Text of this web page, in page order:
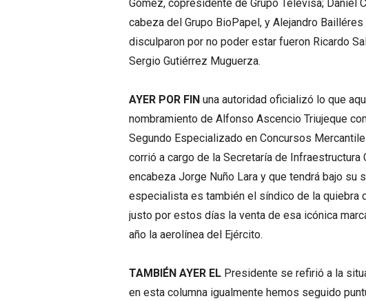
Gómez, copresidente de Grupo Televisa; Daniel
cabeza del Grupo BioPapel, y Alejandro
disculparon por no poder estar fueron Ricardo
Sergio Gutiérrez Muguerza.
AYER POR FIN una autoridad oficializó lo que
nombramiento de Alfonso Ascencio Triujeque
Segundo Especializado en Concursos
corrió a cargo de la Secretaría de
encabeza Jorge Nuño Lara y que tendrá bajo
especialista es también el síndico de la quiebra
justo por estos días la venta de esa icónica
año la aerolínea del Ejército.
TAMBIÉN AYER EL Presidente se refirió a la
en esta columna igualmente hemos seguido